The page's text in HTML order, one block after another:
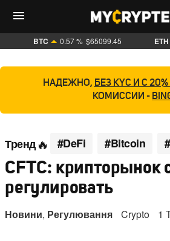
BTC 0.57 % $65099.45 ETH
НАДЕЖНО, БЕЗ KYC И С
КОМИССИИ -
Тренд #DeFi #Bitcoin
CFTC: крипторынок
регулировать
Новини, Регулювання Crypto 1